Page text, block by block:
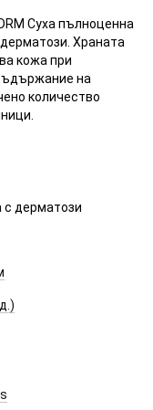
Суха пълноценна
Храната
кожа при
на
количество
с дерматози